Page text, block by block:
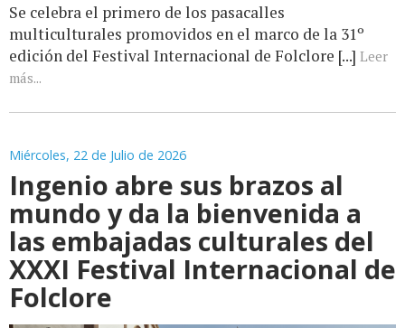
Se celebra el primero de los pasacalles
multiculturales promovidos en el marco de la 31º
edición del Festival Internacional de Folclore [...] Leer
más...
Miércoles, 22 de Julio de 2026
Ingenio abre sus brazos al
mundo y da la bienvenida a
las embajadas culturales del
XXXI Festival Internacional de
Folclore